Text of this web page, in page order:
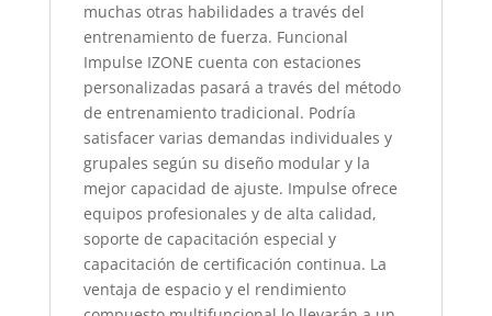
muchas otras habilidades a través del
entrenamiento de fuerza. Funcional
Impulse IZONE cuenta con estaciones
personalizadas pasará a través del método
de entrenamiento tradicional. Podría
satisfacer varias demandas individuales y
grupales según su diseño modular y la
mejor capacidad de ajuste. Impulse ofrece
equipos profesionales y de alta calidad,
soporte de capacitación especial y
capacitación de certificación continua. La
ventaja de espacio y el rendimiento